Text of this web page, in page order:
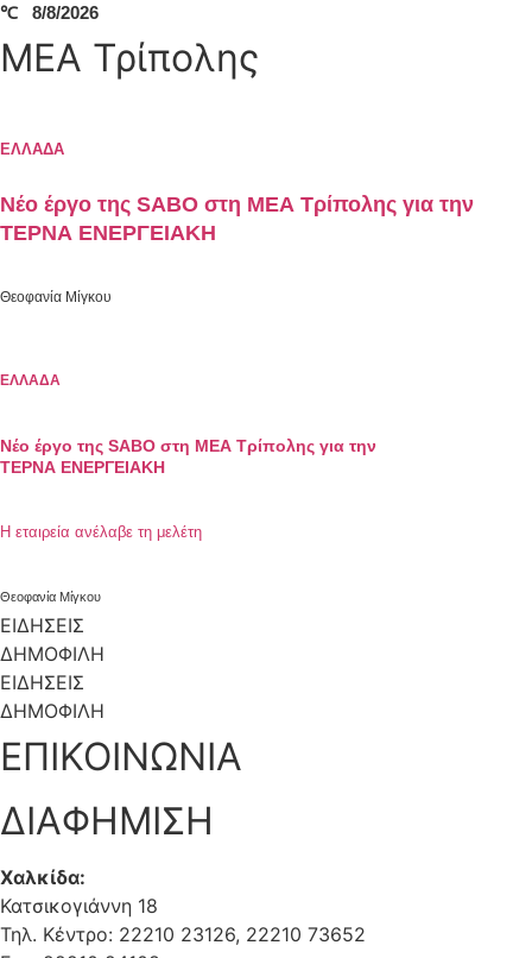
℃ 8/8/2026
ΜΕΑ Τρίπολης
ΕΛΛΑΔΑ
Νέο έργο της SABO στη ΜΕΑ Τρίπολης για την
ΤΕΡΝΑ ΕΝΕΡΓΕΙΑΚΗ
Θεοφανία Μίγκου
ΕΛΛΑΔΑ
Νέο έργο της SABO στη ΜΕΑ Τρίπολης για την
ΤΕΡΝΑ ΕΝΕΡΓΕΙΑΚΗ
Η εταιρεία ανέλαβε τη μελέτη
Θεοφανία Μίγκου
ΕΙΔΗΣΕΙΣ
ΔΗΜΟΦΙΛΗ
ΕΙΔΗΣΕΙΣ
ΔΗΜΟΦΙΛΗ
ΕΠΙΚΟΙΝΩΝΙΑ
ΔΙΑΦΗΜΙΣΗ
Χαλκίδα:
Κατσικογιάννη 18
Τηλ. Κέντρο: 22210 23126, 22210 73652